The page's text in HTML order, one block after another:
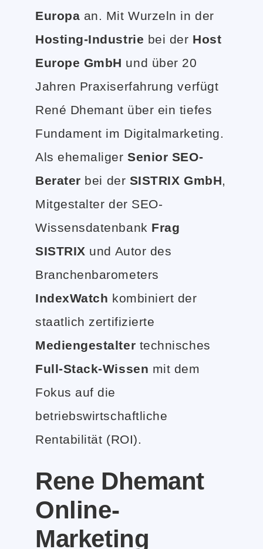
Europa an. Mit Wurzeln in der
Hosting-Industrie bei der Host
Europe GmbH und über 20
Jahren Praxiserfahrung verfügt
René Dhemant über ein tiefes
Fundament im Digitalmarketing.
Als ehemaligerSenior SEO-
Berater bei der SISTRIX GmbH,
Mitgestalter der SEO-
Wissensdatenbank Frag
SISTRIX und Autor des
Branchenbarometers
IndexWatch kombiniert der
staatlich zertifizierte
Mediengestalter technisches
Full-Stack-Wissen mit dem
Fokus auf die
betriebswirtschaftliche
Rentabilität (ROI).
Rene Dhemant
Online-
Marketing